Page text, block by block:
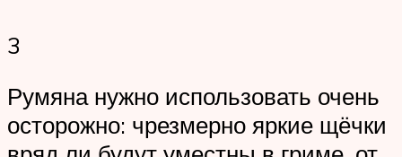
3
Румяна нужно использовать очень
осторожно: чрезмерно яркие щёчки